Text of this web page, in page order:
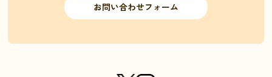
お問い合わせフォーム